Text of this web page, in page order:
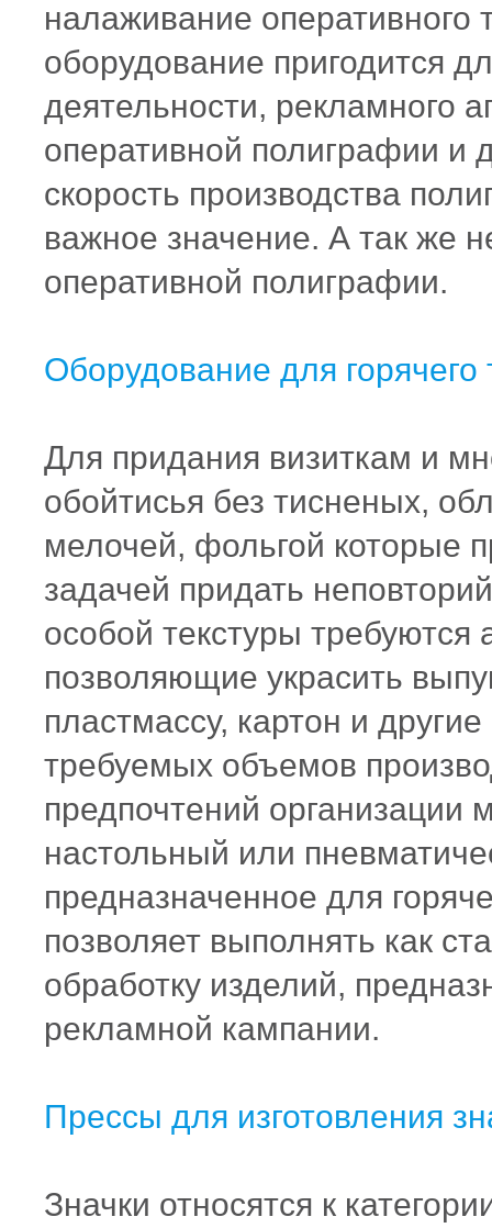
налаживание оперативного
оборудование пригодится
деятельности, рекламного
оперативной полиграфии и
скорость производства
важное значение. А так же
оперативной полиграфии.
Оборудование для горячего
Для придания визиткам и
обойтисья без тисненых,
мелочей, фольгой которые
задачей придать
особой текстуры требуются
позволяющие украсить
пластмассу, картон и
требуемых объемов
предпочтений организации
настольный или
предназначенное для
позволяет выполнять как
обработку изделий,
рекламной кампании.
Прессы для изготовления
Значки относятся к